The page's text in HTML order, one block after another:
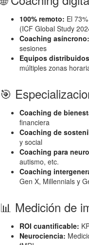
100% remoto: El
(ICF Global Study
Coaching asíncrono:
sesiones
Equipos
múltiples zonas
🎯
Coaching de
financiera
Coaching de
y social
Coaching para
autismo, etc.
Coaching
Gen X, Millennials y
📊 Medición de
ROI cuantificable:
Neurociencia: